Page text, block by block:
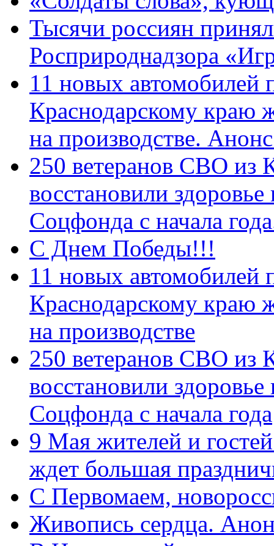
Тысячи россиян
Росприроднадзора
11 новых автомобилей
Краснодарскому краю
на производстве.
250 ветеранов СВО из
восстановили
Соцфонда с начала
С Днем Победы!!!
11 новых автомобилей
Краснодарскому краю
на производстве
250 ветеранов СВО из
восстановили
Соцфонда с начала года
9 Мая жителей и
ждет большая
C Первомаем,
Живопись сердца.